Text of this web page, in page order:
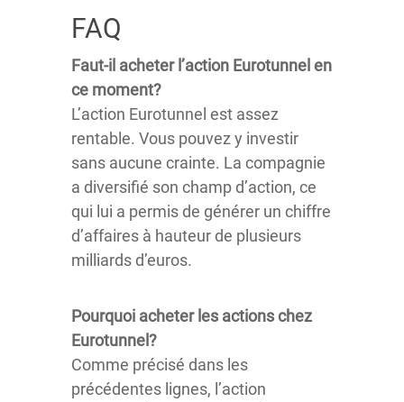
FAQ
Faut-il acheter l’action Eurotunnel en
ce moment?
L’action Eurotunnel est assez
rentable. Vous pouvez y investir
sans aucune crainte. La compagnie
a diversifié son champ d’action, ce
qui lui a permis de générer un chiffre
d’affaires à hauteur de plusieurs
milliards d’euros.
Pourquoi acheter les actions chez
Eurotunnel?
Comme précisé dans les
précédentes lignes, l’action